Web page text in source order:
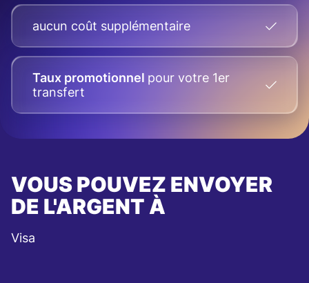
aucun coût supplémentaire
Taux promotionnel pour votre 1er
transfert
VOUS POUVEZ ENVOYER
DE L'ARGENT À
Visa